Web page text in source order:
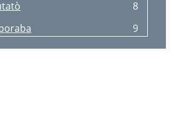
8
9
9